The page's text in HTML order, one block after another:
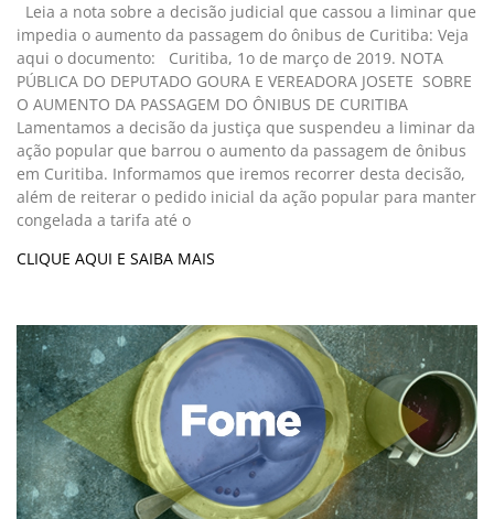
Leia a nota sobre a decisão judicial que cassou a liminar que
impedia o aumento da passagem do ônibus de Curitiba: Veja
aqui o documento: Curitiba, 1o de março de 2019. NOTA
PÚBLICA DO DEPUTADO GOURA E VEREADORA JOSETE SOBRE
O AUMENTO DA PASSAGEM DO ÔNIBUS DE CURITIBA
Lamentamos a decisão da justiça que suspendeu a liminar da
ação popular que barrou o aumento da passagem de ônibus
em Curitiba. Informamos que iremos recorrer desta decisão,
além de reiterar o pedido inicial da ação popular para manter
congelada a tarifa até o
CLIQUE AQUI E SAIBA MAIS